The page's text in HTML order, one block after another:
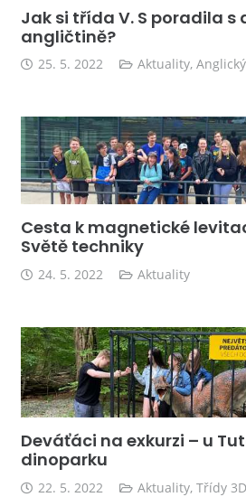
Jak si třída V. S poradila s
angličtině?
25. 5. 2022 Aktuality,
Cesta k magnetické
Světě techniky
24. 5. 2022 Aktuality
Deváťáci na exkurzi – u
dinoparku
22. 5. 2022 Aktuality,Třídy